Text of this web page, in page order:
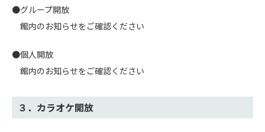
●グループ開放
館内のお知らせをご確認ください
●個人開放
館内のお知らせをご確認ください
３．カラオケ開放